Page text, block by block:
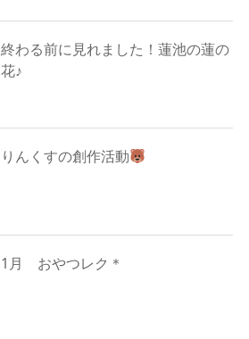
終わる前に見れました！蓮池の蓮の
花♪
りんくすの創作活動
1月 おやつレク＊